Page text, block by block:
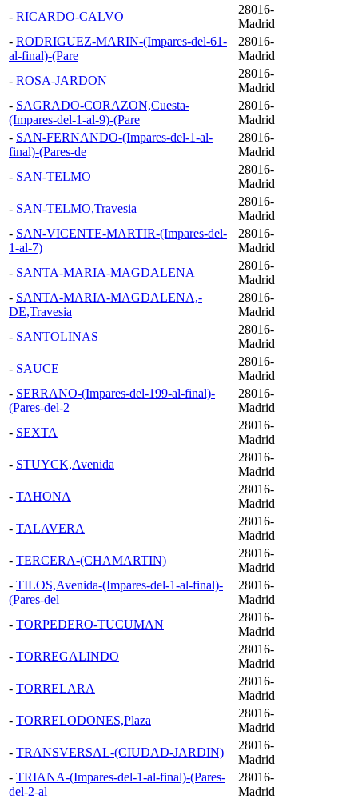
- RICARDO-CALVO
28016-
Madrid
- RODRIGUEZ-MARIN-(Impares-del-61-
al-final)-(Pare
28016-
Madrid
- ROSA-JARDON
28016-
Madrid
- SAGRADO-CORAZON,Cuesta-
(Impares-del-1-al-9)-(Pare
28016-
Madrid
- SAN-FERNANDO-(Impares-del-1-al-
final)-(Pares-de
28016-
Madrid
- SAN-TELMO
28016-
Madrid
- SAN-TELMO,Travesia
28016-
Madrid
- SAN-VICENTE-MARTIR-(Impares-del-
1-al-7)
28016-
Madrid
- SANTA-MARIA-MAGDALENA
28016-
Madrid
- SANTA-MARIA-MAGDALENA,-
DE,Travesia
28016-
Madrid
- SANTOLINAS
28016-
Madrid
- SAUCE
28016-
Madrid
- SERRANO-(Impares-del-199-al-final)-
(Pares-del-2
28016-
Madrid
- SEXTA
28016-
Madrid
- STUYCK,Avenida
28016-
Madrid
- TAHONA
28016-
Madrid
- TALAVERA
28016-
Madrid
- TERCERA-(CHAMARTIN)
28016-
Madrid
- TILOS,Avenida-(Impares-del-1-al-final)-
(Pares-del
28016-
Madrid
- TORPEDERO-TUCUMAN
28016-
Madrid
- TORREGALINDO
28016-
Madrid
- TORRELARA
28016-
Madrid
- TORRELODONES,Plaza
28016-
Madrid
- TRANSVERSAL-(CIUDAD-JARDIN)
28016-
Madrid
- TRIANA-(Impares-del-1-al-final)-(Pares-
del-2-al
28016-
Madrid